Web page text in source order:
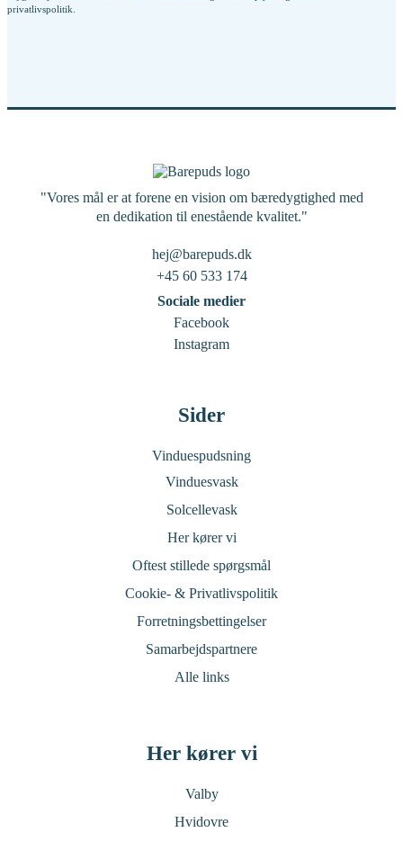
privatlivspolitik
"Vores mål er at forene en vision om bæredygtighed med
en dedikation til enestående kvalitet."
hej@barepuds.dk
+45 60 533 174
Sociale medier
Facebook
Instagram
Sider
Vinduespudsning
Vinduesvask
Solcellevask
Her kører vi
Oftest stillede spørgsmål
Cookie- & Privatlivspolitik
Forretningsbettingelser
Samarbejdspartnere
Alle links
Her kører vi
Valby
Hvidovre